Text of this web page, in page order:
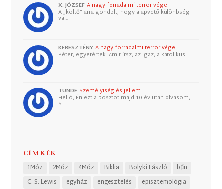
X. JÓZSEF A nagy forradalmi terror vége
A „költő” arra gondolt, hogy alapvető különbség
va…
KERESZTÉNY A nagy forradalmi terror vége
Péter, egyetértek. Amit írsz, az igaz, a katolikus…
TUNDE Személyiség és jellem
Helló, Én ezt a posztot majd 10 év után olvasom,
S…
CÍMKÉK
1Móz 2Móz 4Móz Biblia Bolyki László
bűn
C. S. Lewis
egyház engesztelés
episztemológia